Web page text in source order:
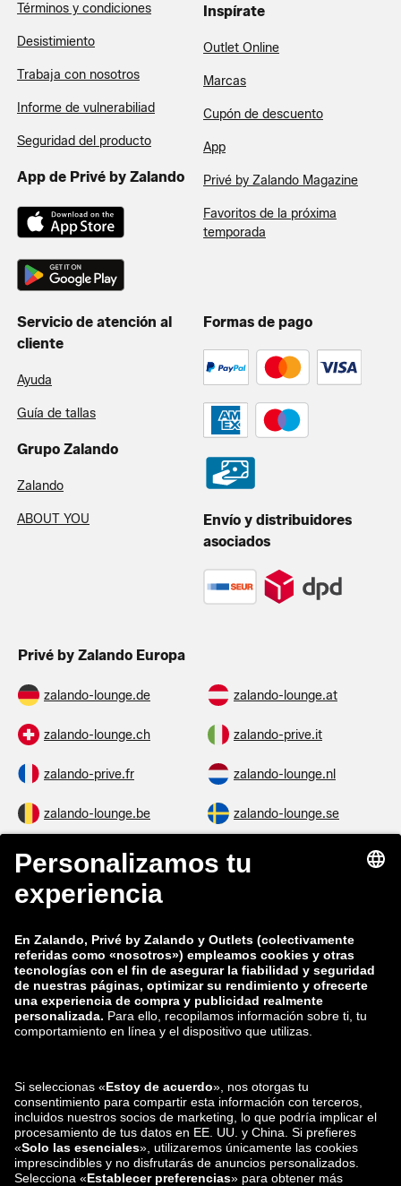
Términos y condiciones
Desistimiento
Trabaja con nosotros
Informe de vulnerabiliad
Seguridad del producto
App de Privé by Zalando
Inspírate
Outlet Online
Marcas
Cupón de descuento
App
Privé by Zalando Magazine
Favoritos de la próxima
temporada
Servicio de atención al
cliente
Ayuda
Guía de tallas
Grupo Zalando
Zalando
ABOUT YOU
Formas de pago
Envío y distribuidores
asociados
Privé by Zalando Europa
zalando-lounge.de zalando-lounge.at
zalando-lounge.ch zalando-prive.it
zalando-prive.fr zalando-lounge.nl
zalando-lounge.be zalando-lounge.se
zalando-lounge.fi
zalando-lounge.co.uk
zalando-prive.es zalando-lounge.cz
zalando-lounge.lt zalando-lounge.sk
zalando-lounge.ro zalando-lounge.hr
zalando-lounge.lu zalando-lounge.ee
zalando-lounge.lv zalando-lounge.no